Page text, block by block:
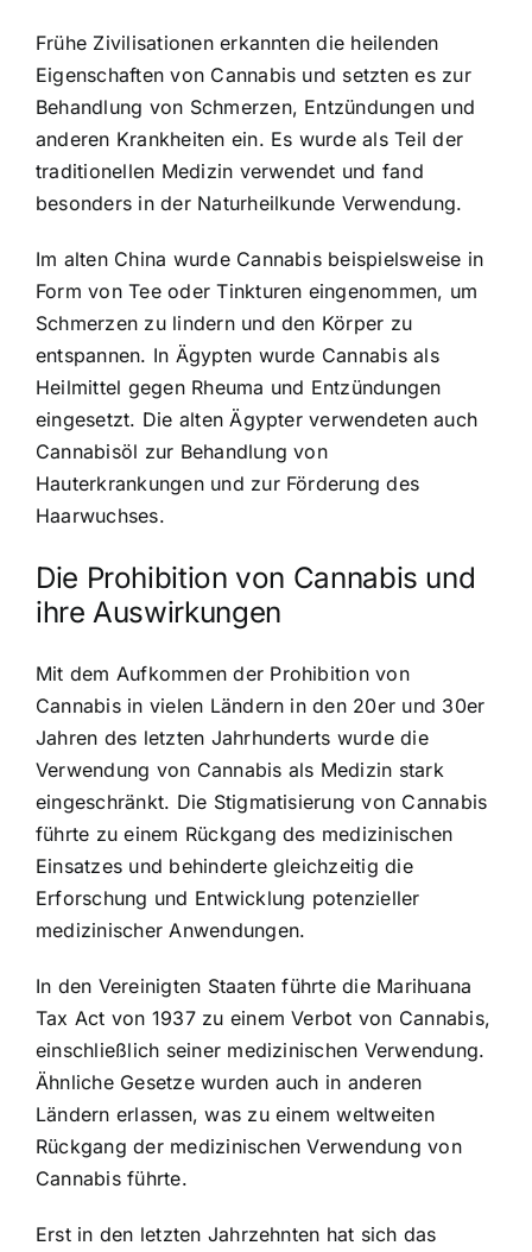
Frühe Zivilisationen erkannten die heilenden
Eigenschaften von Cannabis und setzten es zur
Behandlung von Schmerzen, Entzündungen und
anderen Krankheiten ein. Es wurde als Teil der
traditionellen Medizin verwendet und fand
besonders in der Naturheilkunde Verwendung.
Im alten China wurde Cannabis beispielsweise in
Form von Tee oder Tinkturen eingenommen, um
Schmerzen zu lindern und den Körper zu
entspannen. In Ägypten wurde Cannabis als
Heilmittel gegen Rheuma und Entzündungen
eingesetzt. Die alten Ägypter verwendeten auch
Cannabisöl zur Behandlung von
Hauterkrankungen und zur Förderung des
Haarwuchses.
Die Prohibition von Cannabis und
ihre Auswirkungen
Mit dem Aufkommen der Prohibition von
Cannabis in vielen Ländern in den 20er und 30er
Jahren des letzten Jahrhunderts wurde die
Verwendung von Cannabis als Medizin stark
eingeschränkt. Die Stigmatisierung von Cannabis
führte zu einem Rückgang des medizinischen
Einsatzes und behinderte gleichzeitig die
Erforschung und Entwicklung potenzieller
medizinischer Anwendungen.
In den Vereinigten Staaten führte die Marihuana
Tax Act von 1937 zu einem Verbot von Cannabis,
einschließlich seiner medizinischen Verwendung.
Ähnliche Gesetze wurden auch in anderen
Ländern erlassen, was zu einem weltweiten
Rückgang der medizinischen Verwendung von
Cannabis führte.
Erst in den letzten Jahrzehnten hat sich das